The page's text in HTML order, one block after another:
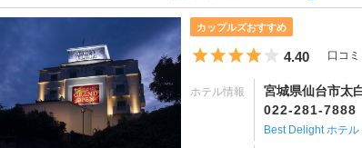
カップルズおすすめ
5つ星のうち4
4.40 口コミ
ホテル情報
宮城県仙台市太
022-281-7888
Best Delight ホテル